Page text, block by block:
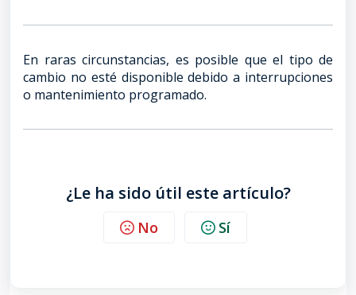
En raras circunstancias, es posible que el tipo de
cambio no esté disponible debido a interrupciones
o mantenimiento programado.
¿Le ha sido útil este artículo?
No Sí